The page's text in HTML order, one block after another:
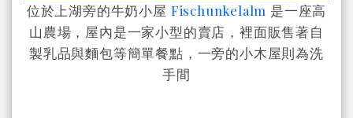
位於上湖旁的牛奶小屋 Fischunkelalm 是一座高
山農場，屋內是一家小型的賣店，裡面販售著自
製乳品與麵包等簡單餐點，一旁的小木屋則為洗
手間